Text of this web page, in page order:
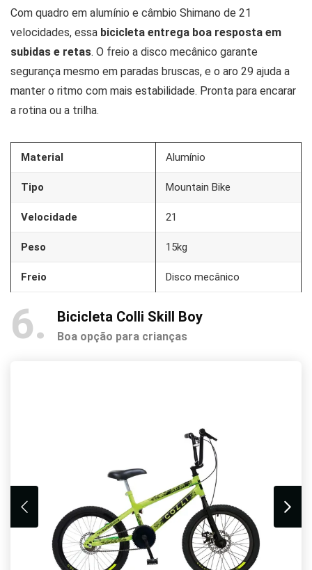
Com quadro em alumínio e câmbio Shimano de 21
velocidades, essa bicicleta entrega boa resposta em
subidas e retas. O freio a disco mecânico garante
segurança mesmo em paradas bruscas, e o aro 29 ajuda a
manter o ritmo com mais estabilidade. Pronta para encarar
a rotina ou a trilha.
Material Alumínio
Tipo Mountain Bike
Velocidade 21
Peso 15kg
Freio Disco mecânico
6 Bicicleta Colli Skill Boy
Boa opção para crianças